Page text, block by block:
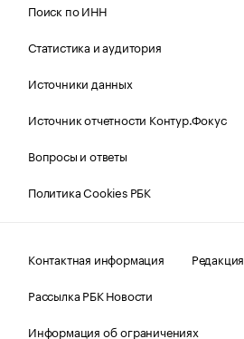
Поиск по ИНН
Статистика и аудитория
Источники данных
Источник отчетности Контур.Фокус
Вопросы и ответы
Политика Cookies РБК
Контактная информация
Редакция
Рассылка РБК Новости
Информация об ограничениях